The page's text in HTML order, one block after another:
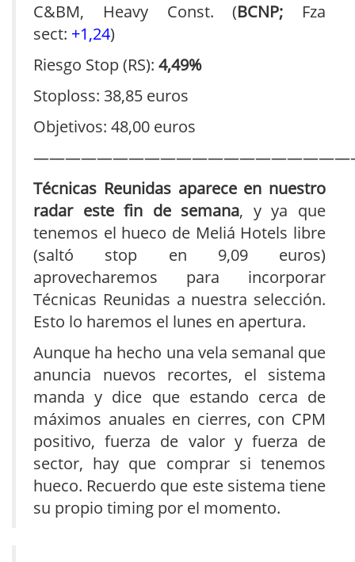
C&BM, Heavy Const. (BCNP; Fza
sect: +1,24)
Riesgo Stop (RS): 4,49%
Stoploss: 38,85 euros
Objetivos: 48,00 euros
Técnicas Reunidas aparece en nuestro
radar este fin de semana, y ya que
tenemos el hueco de Meliá Hotels libre
(saltó stop en 9,09 euros)
aprovecharemos para incorporar
Técnicas Reunidas a nuestra selección.
Esto lo haremos el lunes en apertura.
Aunque ha hecho una vela semanal que
anuncia nuevos recortes, el sistema
manda y dice que estando cerca de
máximos anuales en cierres, con CPM
positivo, fuerza de valor y fuerza de
sector, hay que comprar si tenemos
hueco. Recuerdo que este sistema tiene
su propio timing por el momento.